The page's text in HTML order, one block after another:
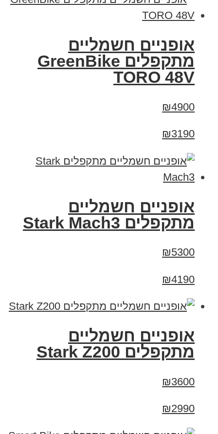
אופניים חשמליים
מתקפלים GreenBike
TORO 48V
₪4900
₪3190
‏אופניים חשמליים
‏מתקפלים Stark Mach3
₪5300
₪4190
‏אופניים חשמליים
‏מתקפלים Stark Z200
₪3600
₪2990